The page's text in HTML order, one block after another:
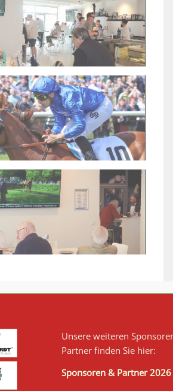
Unsere weiteren
Partner finden Sie hier:
Sponsoren & Partner 2026